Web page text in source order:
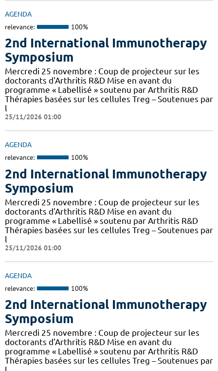
AGENDA
relevance: 100%
2nd International Immunotherapy
Symposium
Mercredi 25 novembre : Coup de projecteur sur les
doctorants d'Arthritis R&D Mise en avant du
programme « Labellisé » soutenu par Arthritis R&D
Thérapies basées sur les cellules Treg – Soutenues par
l
25/11/2026 01:00
AGENDA
relevance: 100%
2nd International Immunotherapy
Symposium
Mercredi 25 novembre : Coup de projecteur sur les
doctorants d'Arthritis R&D Mise en avant du
programme « Labellisé » soutenu par Arthritis R&D
Thérapies basées sur les cellules Treg – Soutenues par
l
25/11/2026 01:00
AGENDA
relevance: 100%
2nd International Immunotherapy
Symposium
Mercredi 25 novembre : Coup de projecteur sur les
doctorants d'Arthritis R&D Mise en avant du
programme « Labellisé » soutenu par Arthritis R&D
Thérapies basées sur les cellules Treg – Soutenues par